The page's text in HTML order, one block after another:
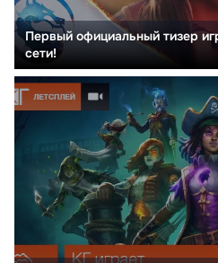
Первый официальный тизер
сети!